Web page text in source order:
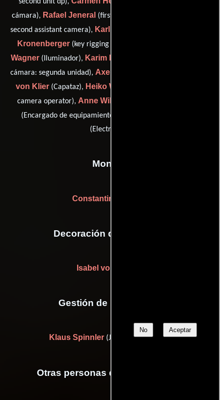
No Aceptar
second unit dp),
cámara), Rafael Jeneral (first assistant camera: b-camera /
second assistant camera), Karl Keil
Kronenberger (key rigging gaffer),
Wagner (Iluminador), Karim Rahmani
cámara: segunda unidad), Axel Scholz
von Klier (Capataz), Heiko Wentorp
camera operator), Anne Wilk
(Encargado de equipamiento de cámara) y
(Electricista)
Montaje
Constantin von Seld
Decoración de escenario
Isabel von Forster
Gestión de producción
Klaus Spinnler (Jefe de producción)
Otras personas que participaron